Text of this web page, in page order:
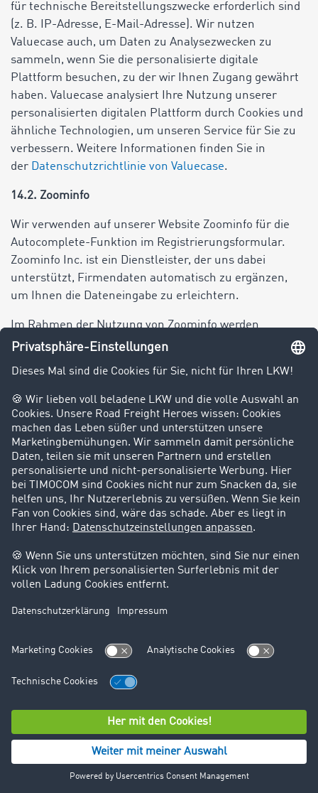
für technische Bereitstellungszwecke erforderlich sind
(z. B. IP-Adresse, E-Mail-Adresse). Wir nutzen
Valuecase auch, um Daten zu Analysezwecken zu
sammeln, wenn Sie die personalisierte digitale
Plattform besuchen, zu der wir Ihnen Zugang gewährt
haben. Valuecase analysiert Ihre Nutzung unserer
personalisierten digitalen Plattform durch Cookies und
ähnliche Technologien, um unseren Service für Sie zu
verbessern. Weitere Informationen finden Sie in
der Datenschutzrichtlinie von Valuecase.
14.2. Zoominfo
Wir verwenden auf unserer Website Zoominfo für die
Autocomplete-Funktion im Registrierungsformular.
Zoominfo Inc. ist ein Dienstleister, der uns dabei
unterstützt, Firmendaten automatisch zu ergänzen,
um Ihnen die Dateneingabe zu erleichtern.
Im Rahmen der Nutzung von Zoominfo werden
folgende Daten erfasst und verarbeitet:
IP-Adresse
Geographischer Standort
Informationen über das Unternehmen (z.B. Name,
Adresse, Branche)
Zoominfo verwendet Cookies, um diese Informationen
zu sammeln. Die so erfassten Daten werden auf
Servern von Zoominfo in den USA gespeichert. Die
Verarbeitung dieser Daten erfolgt auf Grundlage Ihrer
Einwilligung (Art. 6 Abs. 1 lit. a DSGVO) und dient dazu,
die Benutzerfreundlichkeit unserer Website zu
verbessern. Ihre Einwilligung können Sie jederzeit
widerrufen.
14.3. beServe von beDirect
Wir setzen den Dienst beServe von beDirect GmbH &
Co. KG ein, um die automatische
Vervollständigungsfunktion im Registrierungsformular
Firmendaten automatisch zu ergänzen, um die
Registrierung für Sie zu vereinfachen.
Die bei der Nutzung von beServe erfassten Daten
werden von beDirect verarbeitet und können folgende